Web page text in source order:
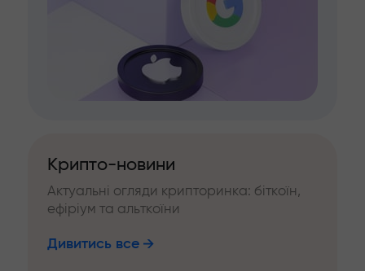
Крипто-новини
Актуальні огляди крипторинка: біткоїн,
ефіріум та альткоїни
Дивитись все